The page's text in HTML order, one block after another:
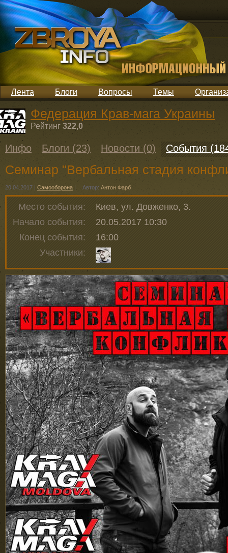
Лента Блоги Вопросы Темы
Федерация Крав-мага Украины
Рейтинг 322,0
Инфо Блоги (23) Новости (0) События
Семинар "Вербальная стадия
20.04.2017 | Самооборона | Автор: Антон Фарб
Место события:
Киев, ул. Довженко, 3.
Начало события:
20.05.2017 10:30
Конец события:
16:00
Участники: